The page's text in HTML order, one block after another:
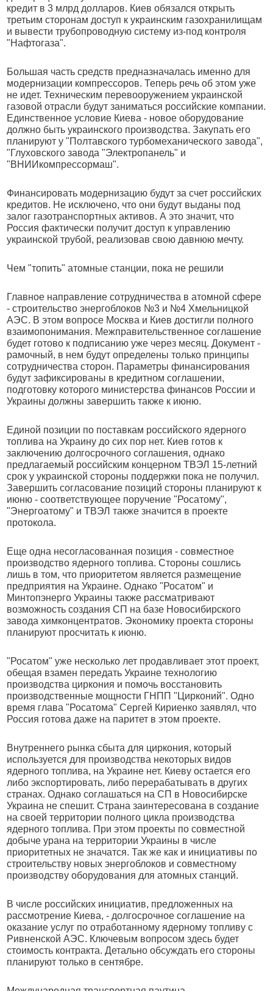
кредит в 3 млрд долларов. Киев обязался открыть
третьим сторонам доступ к украинским газохранилищам
и вывести трубопроводную систему из-под контроля
"Нафтогаза".
Большая часть средств предназначалась именно для
модернизации компрессоров. Теперь речь об этом уже
не идет. Техническим перевооружением украинской
газовой отрасли будут заниматься российские компании.
Единственное условие Киева - новое оборудование
должно быть украинского производства. Закупать его
планируют у "Полтавского турбомеханического завода",
"Глуховского завода "Электропанель" и
"ВНИИкомпрессормаш".
Финансировать модернизацию будут за счет российских
кредитов. Не исключено, что они будут выданы под
залог газотранспортных активов. А это значит, что
Россия фактически получит доступ к управлению
украинской трубой, реализовав свою давнюю мечту.
Чем "топить" атомные станции, пока не решили
Главное направление сотрудничества в атомной сфере
- строительство энергоблоков №3 и №4 Хмельницкой
АЭС. В этом вопросе Москва и Киев достигли полного
взаимопонимания. Межправительственное соглашение
будет готово к подписанию уже через месяц. Документ -
рамочный, в нем будут определены только принципы
сотрудничества сторон. Параметры финансирования
будут зафиксированы в кредитном соглашении,
подготовку которого министерства финансов России и
Украины должны завершить также к июню.
Единой позиции по поставкам российского ядерного
топлива на Украину до сих пор нет. Киев готов к
заключению долгосрочного соглашения, однако
предлагаемый российским концерном ТВЭЛ 15-летний
срок у украинской стороны поддержки пока не получил.
Завершить согласование позиций стороны планируют к
июню - соответствующее поручение "Росатому",
"Энергоатому" и ТВЭЛ также значится в проекте
протокола.
Еще одна несогласованная позиция - совместное
производство ядерного топлива. Стороны сошлись
лишь в том, что приоритетом является размещение
предприятия на Украине. Однако "Росатом" и
Минтопэнерго Украины также рассматривают
возможность создания СП на базе Новосибирского
завода химконцентратов. Экономику проекта стороны
планируют просчитать к июню.
"Росатом" уже несколько лет продавливает этот проект,
обещая взамен передать Украине технологию
производства циркония и помочь восстановить
производственные мощности ГНПП "Цирконий". Одно
время глава "Росатома" Сергей Кириенко заявлял, что
Россия готова даже на паритет в этом проекте.
Внутреннего рынка сбыта для циркония, который
используется для производства некоторых видов
ядерного топлива, на Украине нет. Киеву остается его
либо экспортировать, либо перерабатывать в других
странах. Однако соглашаться на СП в Новосибирске
Украина не спешит. Страна заинтересована в создание
на своей территории полного цикла производства
ядерного топлива. При этом проекты по совместной
добыче урана на территории Украины в числе
приоритетных не значатся. Так же как и инициативы по
строительству новых энергоблоков и совместному
производству оборудования для атомных станций.
В числе российских инициатив, предложенных на
рассмотрение Киева, - долгосрочное соглашение на
оказание услуг по отработанному ядерному топливу с
Ривненской АЭС. Ключевым вопросом здесь будет
стоимость контракта. Детально обсуждать его стороны
планируют только в сентябре.